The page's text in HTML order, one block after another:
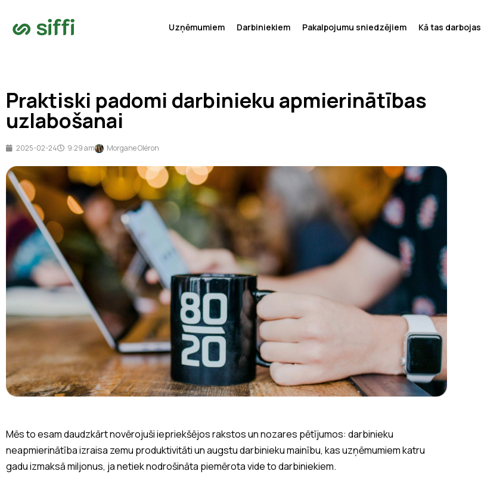
Uzņēmumiem Darbiniekiem Pakalpojumu sniedzējiem Kā tas darbojas
Praktiski padomi darbinieku apmierinātības
uzlabošanai
2025-02-24 9:29 am Morgane Oléron
Mēs to esam daudzkārt novērojuši iepriekšējos rakstos un nozares pētījumos: darbinieku
neapmierinātība izraisa zemu produktivitāti un augstu darbinieku mainību, kas uzņēmumiem katru
gadu izmaksā miljonus, ja netiek nodrošināta piemērota vide to darbiniekiem.